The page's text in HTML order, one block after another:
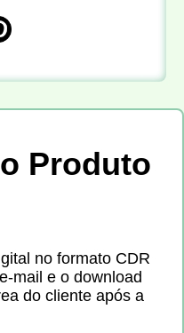
Produto
no formato CDR
mail e o download
do cliente após a